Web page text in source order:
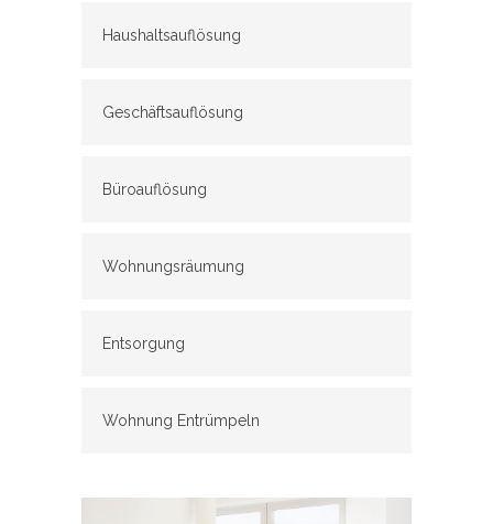
Haushaltsauflösung
Geschäftsauflösung
Büroauflösung
Wohnungsräumung
Entsorgung
Wohnung Entrümpeln